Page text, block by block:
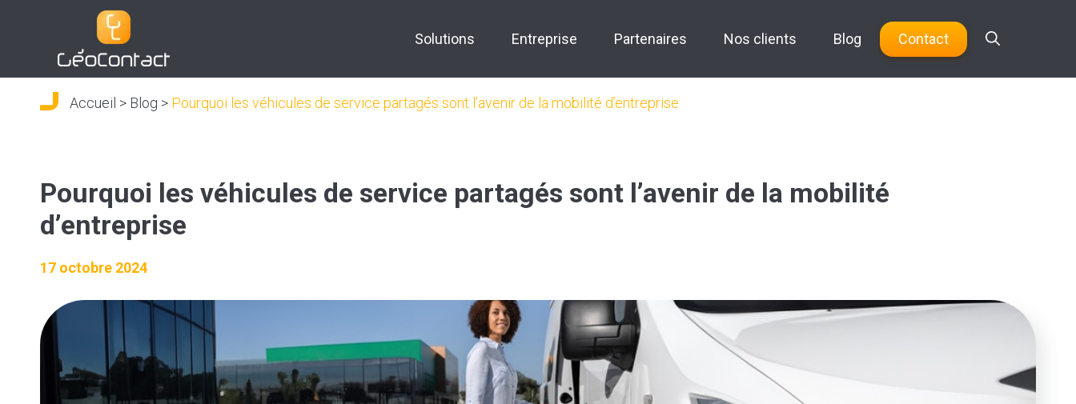
Solutions Entreprise Partenaires Nos clients Blog Contact
Accueil > Blog > Pourquoi les véhicules de service partagés sont l’avenir de la mobilité d’entreprise
Pourquoi les véhicules de service partagés sont l’avenir de la mobilité
d’entreprise
17 octobre 2024